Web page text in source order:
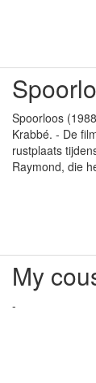
Spoorloos
Krabbé. - De
rustplaats
Raymond, die
My
-